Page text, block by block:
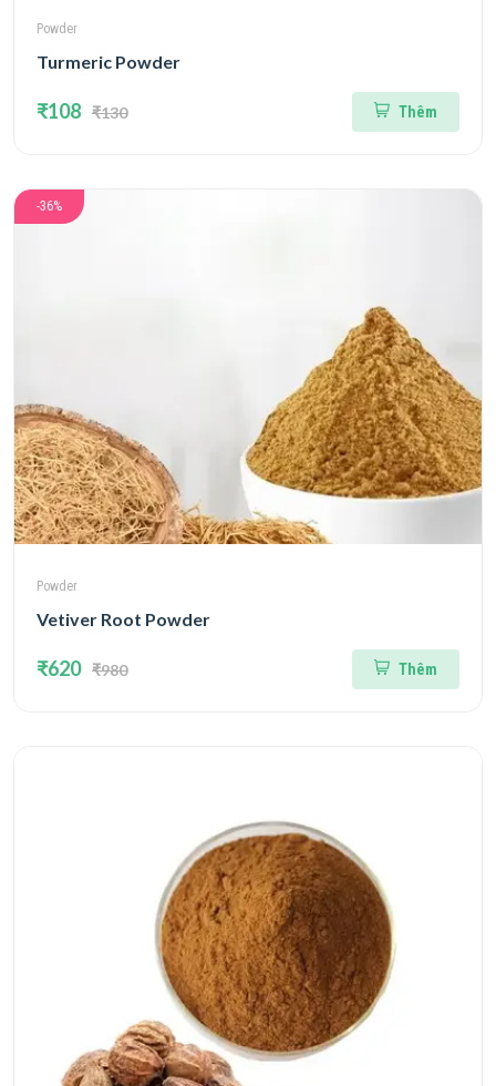
Powder
Turmeric Powder
₹108 ₹130 Thêm
-36%
Powder
Vetiver Root Powder
₹620 ₹980 Thêm